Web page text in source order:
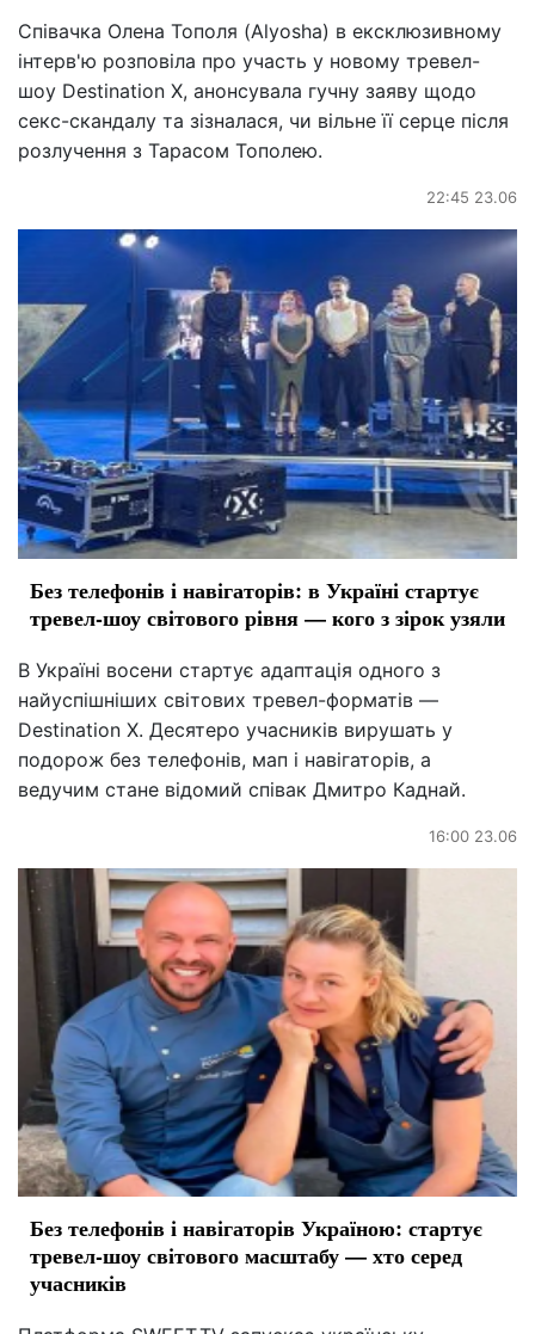
Співачка Олена Тополя (Alyosha) в ексклюзивному
інтерв'ю розповіла про участь у новому тревел-
шоу Destination X, анонсувала гучну заяву щодо
секс-скандалу та зізналася, чи вільне її серце після
розлучення з Тарасом Тополею.
22:45 23.06
Без телефонів і навігаторів: в Україні стартує
тревел-шоу світового рівня — кого з зірок узяли
В Україні восени стартує адаптація одного з
найуспішніших світових тревел-форматів —
Destination X. Десятеро учасників вирушать у
подорож без телефонів, мап і навігаторів, а
ведучим стане відомий співак Дмитро Каднай.
16:00 23.06
Без телефонів і навігаторів Україною: стартує
тревел-шоу світового масштабу — хто серед
учасників